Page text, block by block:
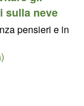
sulla neve
pensieri e in